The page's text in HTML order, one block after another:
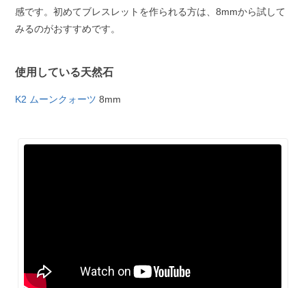
感です。初めてブレスレットを作られる方は、8mmから試して
みるのがおすすめです。
使用している天然石
K2 ムーンクォーツ 8mm